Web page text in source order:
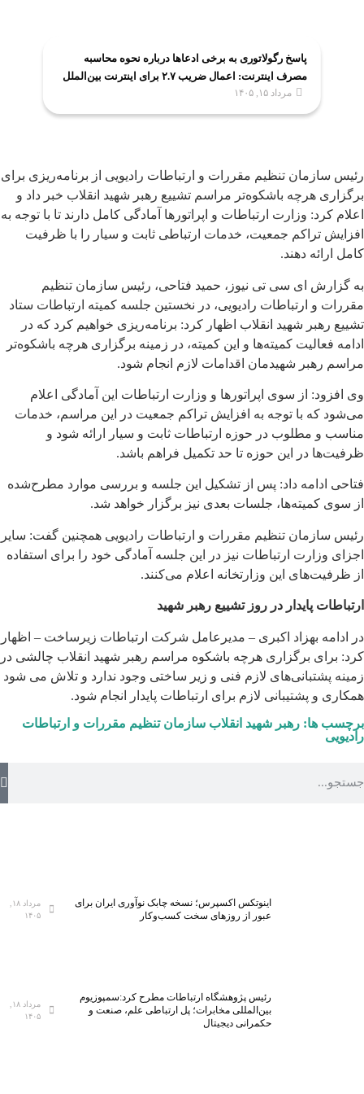
پاسخ رگولاتوری به برخی ادعاها درباره نحوه محاسبه
مصرف اینترنت: اعمال ضریب ۲.۷ برای اینترنت بین‌الملل
صحت ندارد
مرداد ۱۵, ۱۴۰۵
رئیس سازمان تنظیم مقررات و ارتباطات رادیویی از برنامه‌ریزی برای
برگزاری هرچه باشکوه‌تر مراسم تشییع رهبر شهید انقلاب خبر داد و
اعلام کرد: وزارت ارتباطات و اپراتورها آمادگی کامل دارند تا با توجه به
افزایش تراکم جمعیت، خدمات ارتباطی ثابت و سیار را با ظرفیت
کامل ارائه دهند.
به گزارش ای سی تی نیوز، حمید فتاحی، رئیس سازمان تنظیم
مقررات و ارتباطات رادیویی، در نخستین جلسه کمیته ارتباطات ستاد
تشییع رهبر شهید انقلاب اظهار کرد: برنامه‌ریزی خواهیم کرد که در
ادامه فعالیت کمیته‌ها و این کمیته، در زمینه برگزاری هرچه باشکوه‌تر
مراسم رهبر شهیدمان اقدامات لازم انجام شود.
وی افزود: از سوی اپراتورها و وزارت ارتباطات این آمادگی اعلام
می‌شود که با توجه به افزایش تراکم جمعیت در این مراسم، خدمات
مناسب و مطلوب در حوزه ارتباطات ثابت و سیار ارائه شود و
ظرفیت‌ها در این حوزه تا حد تکمیل فراهم باشد.
فتاحی ادامه داد: پس از تشکیل این جلسه و بررسی موارد مطرح‌شده
از سوی کمیته‌ها، جلسات بعدی نیز برگزار خواهد شد.
رئیس سازمان تنظیم مقررات و ارتباطات رادیویی همچنین گفت: سایر
اجزای وزارت ارتباطات نیز در این جلسه آمادگی خود را برای استفاده
از ظرفیت‌های این وزارتخانه اعلام می‌کنند.
ارتباطات پایدار در روز تشییع رهبر شهید
در ادامه بهزاد اکبری – مدیرعامل شرکت ارتباطات زیرساخت – اظهار
کرد: برای برگزاری هرچه باشکوه مراسم رهبر شهید انقلاب چالشی در
زمینه پشتبانی‌های لازم فنی و زیر ساختی وجود ندارد و تلاش می شود
همکاری و پشتیبانی لازم برای ارتباطات پایدار انجام شود.
برچسب ها: رهبر شهید انقلاب سازمان تنظیم مقررات و ارتباطات
رادیویی
اینوتکس اکسپرس؛ نسخه چابک نوآوری ایران برای
عبور از روزهای سخت کسب‌وکار
مرداد ۱۸,
۱۴۰۵
رئیس پژوهشگاه ارتباطات مطرح کرد:سمپوزیوم
بین‌المللی مخابرات؛ پل ارتباطی علم، صنعت و
حکمرانی دیجیتال
مرداد ۱۸,
۱۴۰۵